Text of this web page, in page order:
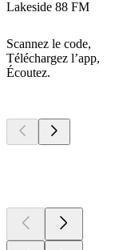
Lakeside 88 FM
Scannez le code,
Téléchargez l’app,
Écoutez.